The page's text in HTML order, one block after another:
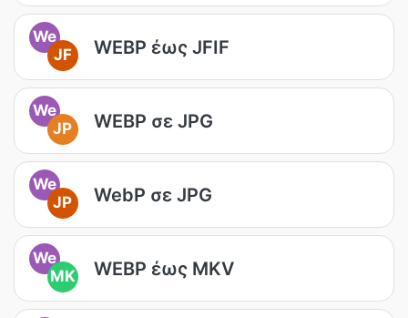
We
JF
WEBP έως JFIF
We
JP
WEBP σε JPG
We
JP
WebP σε JPG
We
MK
WEBP έως MKV